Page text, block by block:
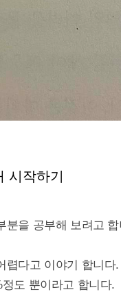
시작하기
분을 공부해 보려고
렵다고 이야기 합니다.
도 뿐이라고 합니다.